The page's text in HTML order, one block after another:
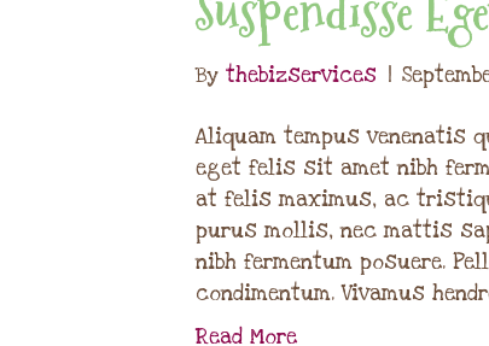
By thebizservices |
Aliquam tempus venenatis
eget felis sit amet nibh
at felis maximus, ac
purus mollis, nec mattis
nibh fermentum posuere.
condimentum. Vivamus
Read More